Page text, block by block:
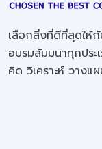
เลือกสิ่งที่ดีที่สุดให้
อบรมสัมมนาทุกประ
คิด วิเคราะห์ วางแ